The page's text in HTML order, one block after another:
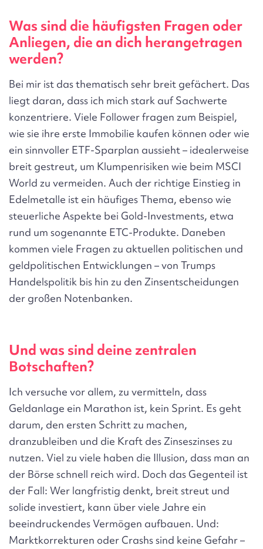
Was sind die häufigsten Fragen oder
Anliegen, die an dich herangetragen
werden?
Bei mir ist das thematisch sehr breit gefächert. Das
liegt daran, dass ich mich stark auf Sachwerte
konzentriere. Viele Follower fragen zum Beispiel,
wie sie ihre erste Immobilie kaufen können oder wie
ein sinnvoller ETF-Sparplan aussieht – idealerweise
breit gestreut, um Klumpenrisiken wie beim MSCI
World zu vermeiden. Auch der richtige Einstieg in
Edelmetalle ist ein häufiges Thema, ebenso wie
steuerliche Aspekte bei Gold-Investments, etwa
rund um sogenannte ETC-Produkte. Daneben
kommen viele Fragen zu aktuellen politischen und
geldpolitischen Entwicklungen – von Trumps
Handelspolitik bis hin zu den Zinsentscheidungen
der großen Notenbanken.
Und was sind deine zentralen
Botschaften?
Ich versuche vor allem, zu vermitteln, dass
Geldanlage ein Marathon ist, kein Sprint. Es geht
darum, den ersten Schritt zu machen,
dranzubleiben und die Kraft des Zinseszinses zu
nutzen. Viel zu viele haben die Illusion, dass man an
der Börse schnell reich wird. Doch das Gegenteil ist
der Fall: Wer langfristig denkt, breit streut und
solide investiert, kann über viele Jahre ein
beeindruckendes Vermögen aufbauen. Und:
Marktkorrekturen oder Crashs sind keine Gefahr –